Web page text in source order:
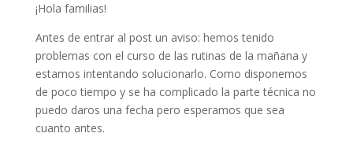
¡Hola familias!
Antes de entrar al post un aviso: hemos tenido
problemas con el curso de las rutinas de la mañana y
estamos intentando solucionarlo. Como disponemos
de poco tiempo y se ha complicado la parte técnica no
puedo daros una fecha pero esperamos que sea
cuanto antes.